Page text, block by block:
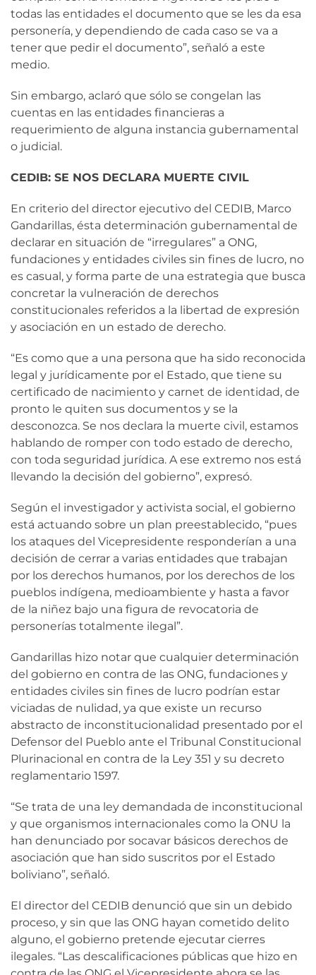
todas las entidades el documento que se les da esa
personería, y dependiendo de cada caso se va a
tener que pedir el documento”, señaló a este
medio.
Sin embargo, aclaró que sólo se congelan las
cuentas en las entidades financieras a
requerimiento de alguna instancia gubernamental
o judicial.
CEDIB: SE NOS DECLARA MUERTE CIVIL
En criterio del director ejecutivo del CEDIB, Marco
Gandarillas, ésta determinación gubernamental de
declarar en situación de “irregulares” a ONG,
fundaciones y entidades civiles sin fines de lucro, no
es casual, y forma parte de una estrategia que busca
concretar la vulneración de derechos
constitucionales referidos a la libertad de expresión
y asociación en un estado de derecho.
“Es como que a una persona que ha sido reconocida
legal y jurídicamente por el Estado, que tiene su
certificado de nacimiento y carnet de identidad, de
pronto le quiten sus documentos y se la
desconozca. Se nos declara la muerte civil, estamos
hablando de romper con todo estado de derecho,
con toda seguridad jurídica. A ese extremo nos está
llevando la decisión del gobierno”, expresó.
Según el investigador y activista social, el gobierno
está actuando sobre un plan preestablecido, “pues
los ataques del Vicepresidente responderían a una
decisión de cerrar a varias entidades que trabajan
por los derechos humanos, por los derechos de los
pueblos indígena, medioambiente y hasta a favor
de la niñez bajo una figura de revocatoria de
personerías totalmente ilegal”.
Gandarillas hizo notar que cualquier determinación
del gobierno en contra de las ONG, fundaciones y
entidades civiles sin fines de lucro podrían estar
viciadas de nulidad, ya que existe un recurso
abstracto de inconstitucionalidad presentado por el
Defensor del Pueblo ante el Tribunal Constitucional
Plurinacional en contra de la Ley 351 y su decreto
reglamentario 1597.
“Se trata de una ley demandada de inconstitucional
y que organismos internacionales como la ONU la
han denunciado por socavar básicos derechos de
asociación que han sido suscritos por el Estado
boliviano”, señaló.
El director del CEDIB denunció que sin un debido
proceso, y sin que las ONG hayan cometido delito
alguno, el gobierno pretende ejecutar cierres
ilegales. “Las descalificaciones públicas que hizo en